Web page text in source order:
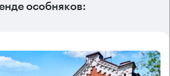
особняков: